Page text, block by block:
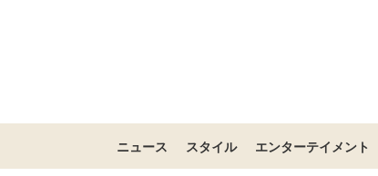
ニュース スタイル エンターテイメント